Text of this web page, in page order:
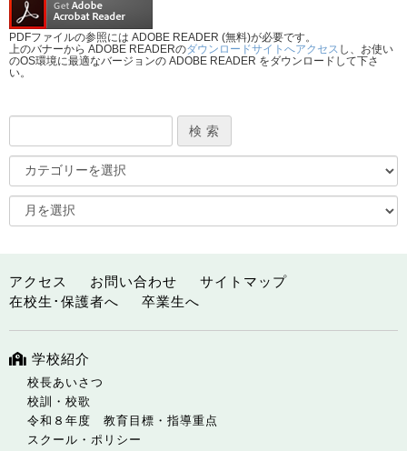
PDFファイルの参照には ADOBE READER (無料)が必要です。
上のバナーから ADOBE READERのダウンロードサイトへアクセス し、お使い
のOS環境に最適なバージョンの ADOBE READER をダウンロードして下さ
い。
アクセス お問い合わせ
サイトマップ
在校生･保護者へ
卒業生へ
学校紹介
校長あいさつ
校訓・校歌
令和８年度 教育目標・指導重点
スクール・ポリシー